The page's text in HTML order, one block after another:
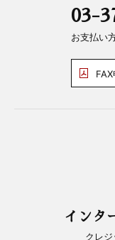
03-
お支払い
インタ
クレ